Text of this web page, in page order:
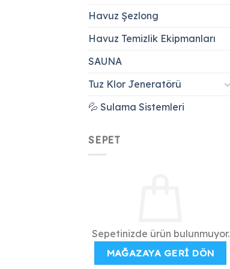
Havuz Şezlong
Havuz Temizlik Ekipmanları
SAUNA
Tuz Klor Jeneratörü
💦 Sulama Sistemleri
SEPET
Sepetinizde ürün bulunmuyor.
MAĞAZAYA GERI DÖN